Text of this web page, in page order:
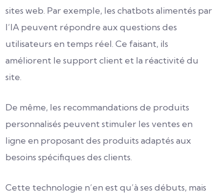
sites web. Par exemple, les chatbots alimentés par
l’IA peuvent répondre aux questions des
utilisateurs en temps réel. Ce faisant, ils
améliorent le support client et la réactivité du
site.
De même, les recommandations de produits
personnalisés peuvent stimuler les ventes en
ligne en proposant des produits adaptés aux
besoins spécifiques des clients.
Cette technologie n’en est qu’à ses débuts, mais